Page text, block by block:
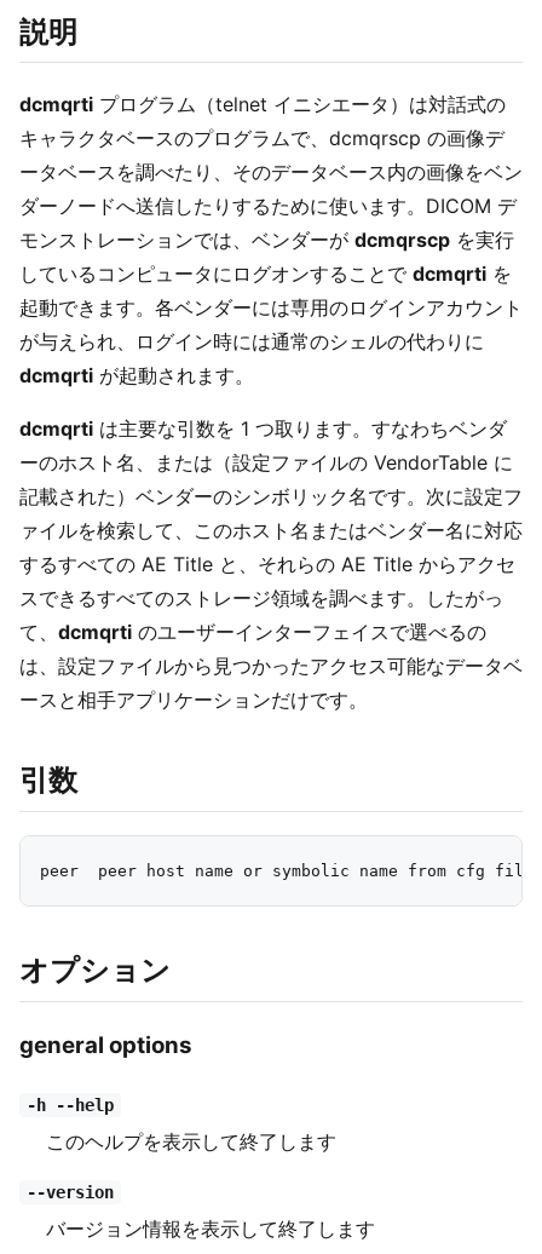
説明
dcmqrti プログラム（telnet イニシエータ）は対話式の
キャラクタベースのプログラムで、dcmqrscp の画像デ
ータベースを調べたり、そのデータベース内の画像をベン
ダーノードへ送信したりするために使います。DICOM デ
モンストレーションでは、ベンダーが dcmqrscp を実行
しているコンピュータにログオンすることで dcmqrti を
起動できます。各ベンダーには専用のログインアカウント
が与えられ、ログイン時には通常のシェルの代わりに
dcmqrti が起動されます。
dcmqrti は主要な引数を 1 つ取ります。すなわちベンダ
ーのホスト名、または（設定ファイルの VendorTable に
記載された）ベンダーのシンボリック名です。次に設定フ
ァイルを検索して、このホスト名またはベンダー名に対応
するすべての AE Title と、それらの AE Title からアクセ
スできるすべてのストレージ領域を調べます。したがっ
て、 dcmqrti のユーザーインターフェイスで選べるの
は、設定ファイルから見つかったアクセス可能なデータベ
ースと相手アプリケーションだけです。
引数
オプション
general options
-h --help
このヘルプを表示して終了します
--version
バージョン情報を表示して終了します